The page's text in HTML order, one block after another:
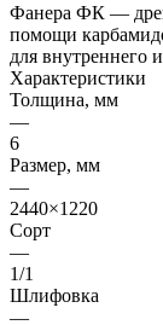
Фанера ФК —
помощи
для внутреннего
Характеристики
Толщина, мм
—
6
Размер, мм
—
2440×1220
Сорт
—
1/1
Шлифовка
—